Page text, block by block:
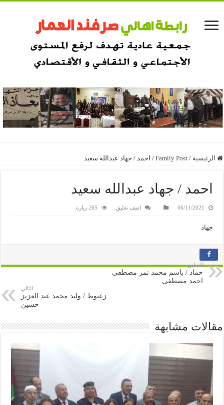
الرئيسية /
Family Post
/ احمد / جهاد عبدالله سعيد
احمد / جهاد عبدالله سعيد
06/11/2021 اضف تعليق 265 زيارة
جهاد
السابق
حماد / باسم محمد نمر مصطفى
احمد مصطفى
التالي
زعبوط / وليد محمد عبد العزيز
حسين
مقالات مشابهة